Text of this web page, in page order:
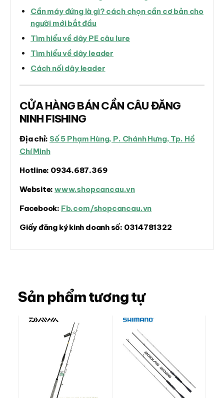
Cần máy đứng là gì? cách chọn cần cơ bản cho
người mới bắt đầu
Tìm hiểu về dây PE câu lure
Tìm hiểu về dây leader
Cách nối dây leader
CỬA HÀNG BÁN CẦN CÂU ĐĂNG
NINH FISHING
Địa chỉ: Số 5 Phạm Hùng, P. Chánh Hưng, Tp. Hồ
Chí Minh
Hotline: 0934.687.369
Website: www.shopcancau.vn
Facebook: Fb.com/shopcancau.vn
Giấy đăng ký kinh doanh số: 0314781322
Sản phẩm tương tự